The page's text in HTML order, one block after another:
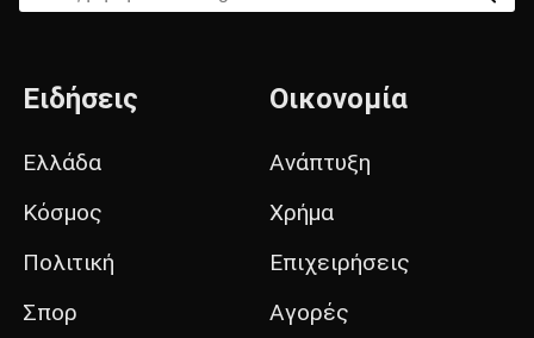
Ειδήσεις
Ελλάδα
Κόσμος
Πολιτική
Σπορ
Οικονομία
Ανάπτυξη
Χρήμα
Επιχειρήσεις
Αγορές